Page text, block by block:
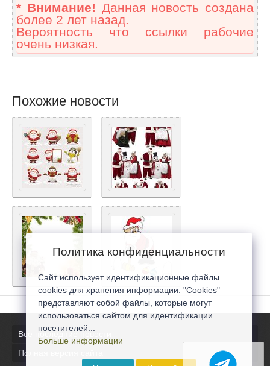
* Внимание! Данная новость создана
более 2 лет назад.
Вероятность что ссылки рабочие
очень низкая.
Похожие новости
Все последние новости
Полная версия сайта
Политика конфиденциальности
Сайт использует идентификационные файлы
cookies для хранения информации. "Cookies"
представляют собой файлы, которые могут
использоваться сайтом для идентификации
посетителей...
Больше информации